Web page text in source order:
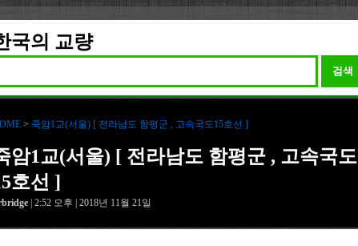
국의 교량
검색
> 죽암1교(서울) [ 전라남도 함평군 , 고속국도15호선 ]
암1교(서울) [ 전라남도 함평군 , 고속국도
호선 ]
| 2:52 오후 | 2018년 11월 21일